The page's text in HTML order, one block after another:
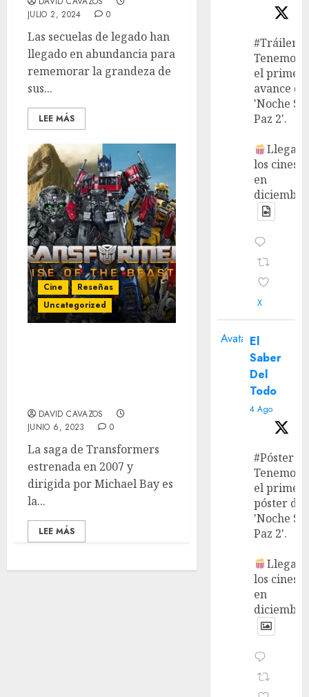
JULIO 2, 2024
0
Las secuelas de legado han
llegado en abundancia para
rememorar la grandeza de
sus...
LEE MÁS
Cine
Reseñas
Uncategorized
DAVID CAVAZOS
JUNIO 6, 2023
0
La saga de Transformers
estrenada en 2007 y
dirigida por Michael Bay es
la...
LEE MÁS
#Tráiler
Tenemos
el primer
avance de
'Noche
Paz 2'.
Llega a
los cines
en
X
Avatar El
Saber
Del
Todo
4 Ago
#Póster
Tenemos
el primer
póster de
'Noche
Paz 2'.
Llega a
los cines
en